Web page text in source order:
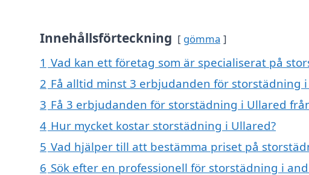
Innehållsförteckning gömma
1 Vad kan ett företag som är specialiserat på
2 Få alltid minst 3 erbjudanden för storstädning
3 Få 3 erbjudanden för storstädning i Ullared
4 Hur mycket kostar storstädning i Ullared?
5 Vad hjälper till att bestämma priset på
6 Sök efter en professionell för storstädning i